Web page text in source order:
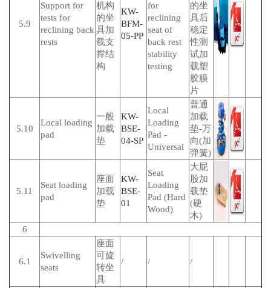
5.9
Support for
tests for
reclining back
rests
机构
的坐
具加
载支
撑结
构
KW-
BFM-
05-PP
for
reclining
seat of
back rest
stability
testing
的坐
具后
稳定
性测
试加
载塑
胶膜
片
5.10
Local loading
pad
一般
加载
垫
KW-
BSE-
04-SP
Local
Loading
Pad -
Universal
普通
加载
垫-万
向(加
弹簧)
5.11
Seat loading
pad
座面
加载
垫
KW-
BSE-
01
Seat
Loading
Pad (Hard
Wood)
大屁
股加
载垫
(硬
木)
6
6.1
Swivelling
seats
座面
可旋
转坐
具
/ / /